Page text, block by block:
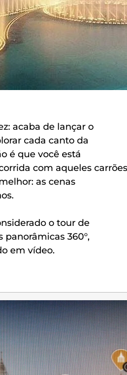
acaba de lançar o
cada canto da
é que você está
com aqueles carrões
as cenas
o tour de
360°,
em vídeo.